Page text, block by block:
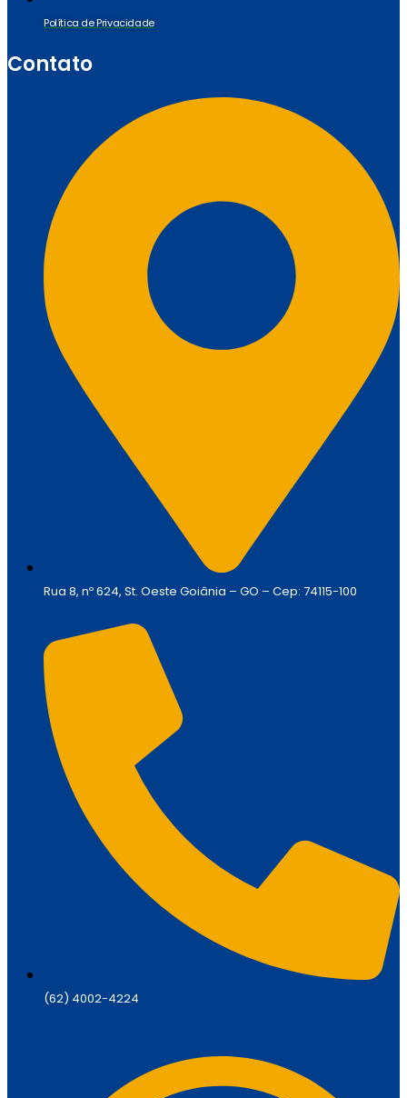
Política de Privacidade
Contato
Rua 8, nº 624, St. Oeste Goiânia – GO – Cep: 74115-100
(62) 4002-4224